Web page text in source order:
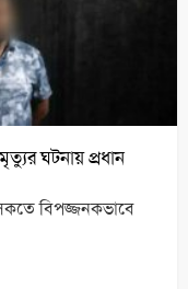
ঘটনায় প্রধান
বিপজ্জনকভাবে